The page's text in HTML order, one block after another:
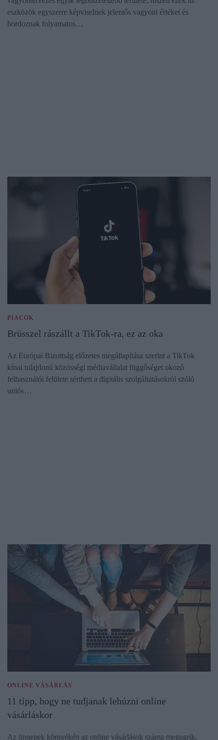
eszközök egyszerre képviselnek jelentős vagyoni értéket és
hordoznak folyamatos…
PIACOK
Brüsszel rászállt a TikTok-ra, ez az oka
Az Európai Bizottság előzetes megállapítása szerint a TikTok
kínai tulajdonú közösségi médiavállalat függőséget okozó
felhasználói felülete sértheti a digitális szolgáltatásokról szóló
uniós…
ONLINE VÁSÁRLÁS
11 tipp, hogy ne tudjanak lehúzni online
vásárláskor
Az ünnepek környékén az online vásárlások száma megugrik,